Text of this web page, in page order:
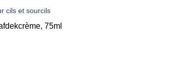
cils et sourcils
75ml